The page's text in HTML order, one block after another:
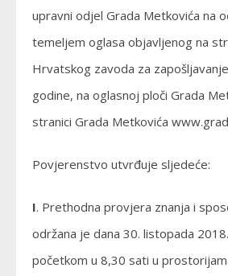
upravni odjel Grada Metkovića na
temeljem oglasa objavljenog na
Hrvatskog zavoda za
godine, na oglasnoj ploči Grada
stranici Grada Metkovića
Povjerenstvo utvrđuje sljedeće:
I. Prethodna provjera znanja i
održana je dana 30. listopada
početkom u 8,30 sati u